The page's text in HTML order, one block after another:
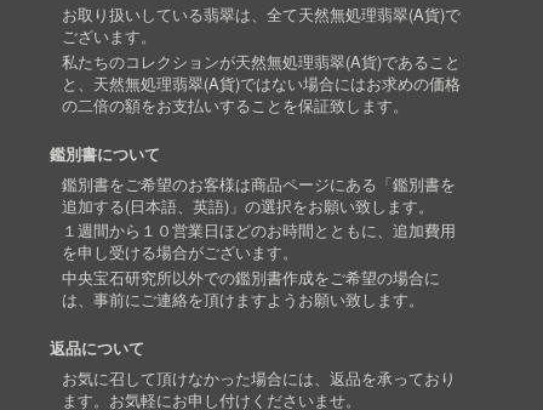
お取り扱いしている翡翠は、全て天然無処理翡翠(A貨)で
ございます。
私たちのコレクションが天然無処理翡翠(A貨)であること
と、天然無処理翡翠(A貨)ではない場合にはお求めの価格
の二倍の額をお支払いすることを保証致します。
鑑別書について
鑑別書をご希望のお客様は商品ページにある「鑑別書を
追加する(日本語、英語)」の選択をお願い致します。
１週間から１０営業日ほどのお時間とともに、追加費用
を申し受ける場合がございます。
中央宝石研究所以外での鑑別書作成をご希望の場合に
は、事前にご連絡を頂けますようお願い致します。
返品について
お気に召して頂けなかった場合には、返品を承っており
ます。お気軽にお申し付けくださいませ。